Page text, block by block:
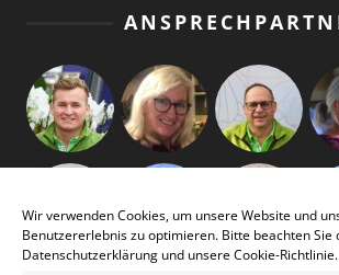
Wir verwenden Cookies, um unsere Website und
Benutzererlebnis zu optimieren. Bitte beachten Sie
Datenschutzerklärung und unsereCookie-Richtlinie.